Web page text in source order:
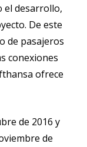
el desarrollo,
De este
de pasajeros
conexiones
ofrece
de 2016 y
de